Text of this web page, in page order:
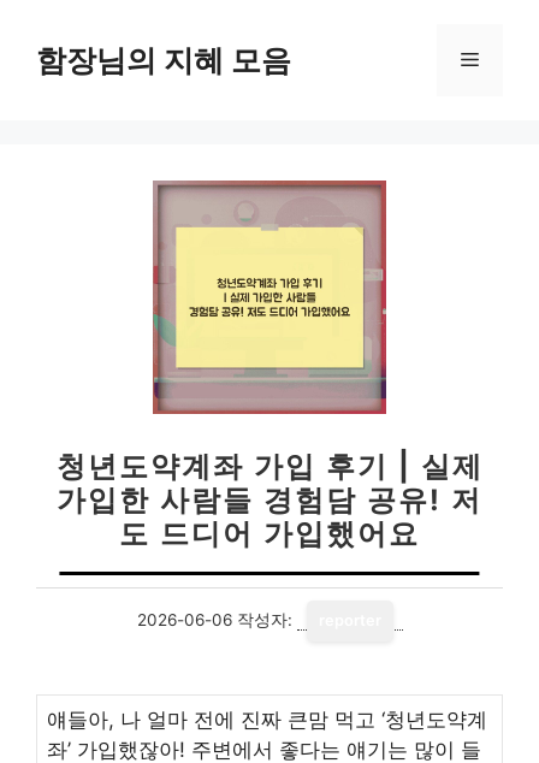
함장님의 지혜 모음 메
청년도약계좌 가입 후기 | 실제
가입한 사람들 경험담 공유! 저
도 드디어 가입했어요
2026-06-06 작성자:
얘들아, 나 얼마 전에 진짜 큰맘 먹고 ‘청년도약계
좌’ 가입했잖아! 주변에서 좋다는 얘기는 많이 들